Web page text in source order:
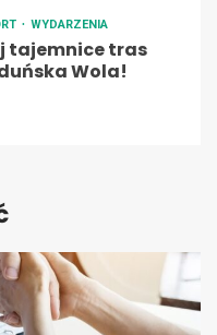
WYDARZENIA
tajemnice tras
Wola!